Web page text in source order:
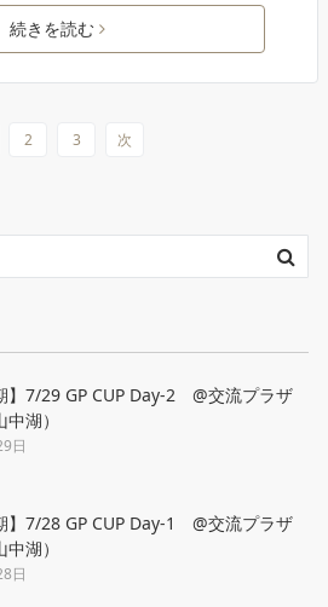
続きを読む
2 3 次
】7/29 GP CUP Day-2 @交流プラザ
湖）
日
】7/28 GP CUP Day-1 @交流プラザ
湖）
日